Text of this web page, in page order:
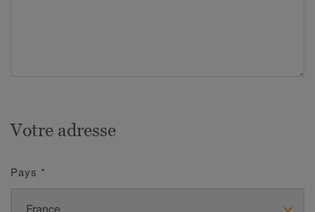
Votre adresse
Pays *